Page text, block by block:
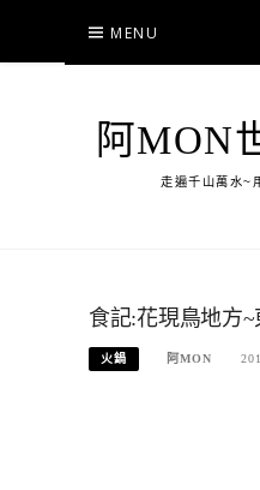
content
MENU
阿MON
走遍千山萬水~
食記:花現鳥地方
火鍋 阿MON